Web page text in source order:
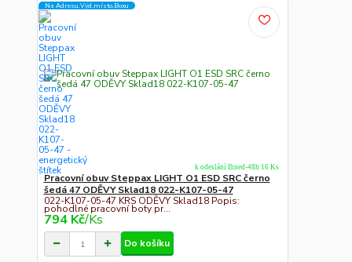
Na Adresu,Výd.místo,Boxu
Pracovní obuv Steppax LIGHT O1 ESD SRC černo
šedá 47 ODĚVY Sklad18 022-K107-05-47
022-K107-05-47 KRS ODĚVY Sklad18 Popis:
pohodlné pracovní boty pr...
794 Kč/Ks
k odeslání Ihned-48h 16 Ks
Do košíku